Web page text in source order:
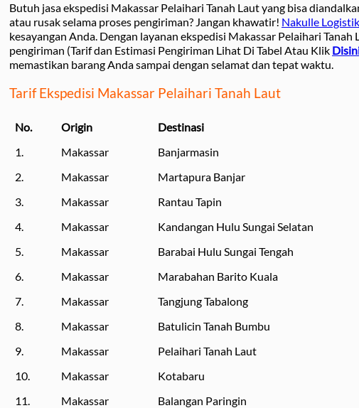
Butuh jasa ekspedisi Makassar Pelaihari Tanah Laut yang bisa
atau rusak selama proses pengiriman? Jangan khawatir! Nakulle Logistik
kesayangan Anda. Dengan layanan ekspedisi Makassar Pelaihari Tanah
pengiriman (Tarif dan Estimasi Pengiriman Lihat Di Tabel Atau Klik
memastikan barang Anda sampai dengan selamat dan tepat waktu.
Tarif Ekspedisi Makassar Pelaihari Tanah Laut
No. Origin Destinasi
1.
Makassar Banjarmasin
2.
Makassar Martapura Banjar
3.
Makassar Rantau Tapin
4.
Makassar Kandangan Hulu Sungai Selatan
5.
Makassar Barabai Hulu Sungai Tengah
6.
Makassar Marabahan Barito Kuala
7.
Makassar Tangjung Tabalong
8.
Makassar Batulicin Tanah Bumbu
9.
Makassar Pelaihari Tanah Laut
10.
Makassar Kotabaru
11.
Makassar Balangan Paringin